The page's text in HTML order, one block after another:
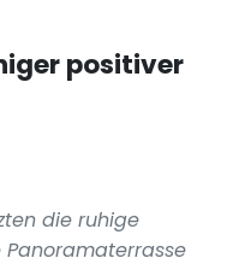
positiver
die ruhige